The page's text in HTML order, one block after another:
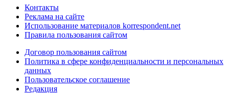
Контакты
Реклама на сайте
Использование материалов korrespondent.net
Правила пользования сайтом
Договор пользования сайтом
Политика в сфере конфиденциальности и персональных
данных
Пользовательское соглашение
Редакция